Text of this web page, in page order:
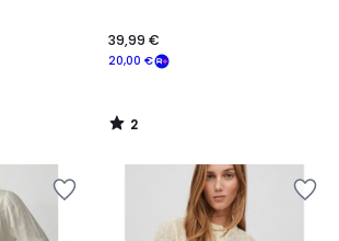
20,00 €
39,99 €
2
/